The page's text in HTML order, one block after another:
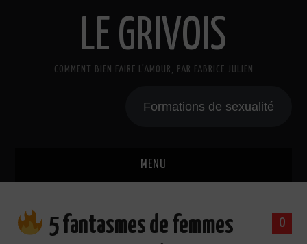
LE GRIVOIS
COMMENT BIEN FAIRE L'AMOUR, PAR FABRICE JULIEN
Formations de sexualité
MENU
A PROPOS
0
5 fantasmes de femmes